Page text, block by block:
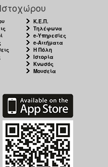
Κ.Ε.Π.
Τηλέφωνα
e-Υπηρεσίες
e-Αιτήματα
Η Πόλη
Ιστορία
Κνωσός
Μουσεία